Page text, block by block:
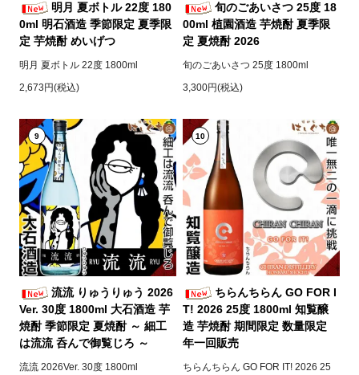
明月 夏ボトル 22度 180
0ml 明石酒造 季節限定 夏季限
定 芋焼酎 めいげつ
明月 夏ボトル 22度 1800ml
2,673円(税込)
旬のごあいさつ 25度 18
00ml 植園酒造 芋焼酎 夏季限
定 夏焼酎 2026
旬のごあいさつ 25度 1800ml
3,300円(税込)
9
流流 りゅうりゅう 2026
Ver. 30度 1800ml 大石酒造 芋
焼酎 季節限定 夏焼酎 ～ 細工
は流流 呑んで御覧じろ ～
流流 2026Ver. 30度 1800ml
10
ちらんちらん GO FOR I
T! 2026 25度 1800ml 知覧醸
造 芋焼酎 期間限定 数量限定
年一回販売
ちらんちらん GO FOR IT! 2026 25